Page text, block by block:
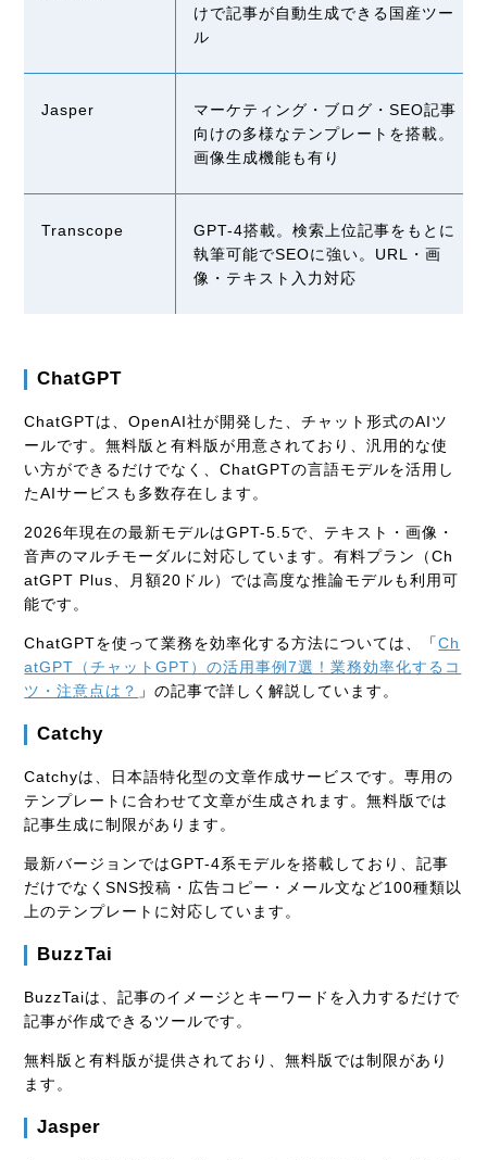
けで記事が自動生成できる国産ツー
ル
Jasper マーケティング・ブログ・SEO記事
向けの多様なテンプレートを搭載。
画像生成機能も有り
Transcope
GPT-4搭載。検索上位記事をもとに
執筆可能でSEOに強い。 URL
・画
像・テキスト入力対応
ChatGPT
ChatGPTは、OpenAI社が開発した、チャット形式のAIツ
ールです。無料版と有料版が用意されており、汎用的な使
い方ができるだけでなく、ChatGPTの言語モデルを活用し
たAIサービスも多数存在します。
2026年現在の最新モデルはGPT-5.5で、テキスト・画像・
音声のマルチモーダルに対応しています。有料プラン（Ch
atGPT Plus、月額20ドル）では高度な推論モデルも利用可
能です。
ChatGPTを使って業務を効率化する方法については、「Ch
atGPT（チャットGPT）の活用事例7選！業務効率化するコ
ツ・注意点は？ 」の記事で詳しく解説しています。
Catchy
Catchyは、日本語特化型の文章作成サービスです。専用の
テンプレートに合わせて文章が生成されます。無料版では
記事生成に制限があります。
最新バージョンではGPT-4系モデルを搭載しており、記事
だけでなくSNS投稿・広告コピー・メール文など100種類以
上のテンプレートに対応しています。
BuzzTai
BuzzTaiは、記事のイメージとキーワードを入力するだけで
記事が作成できるツールです。
無料版と有料版が提供されており、無料版では制限があり
ます。
Jasper